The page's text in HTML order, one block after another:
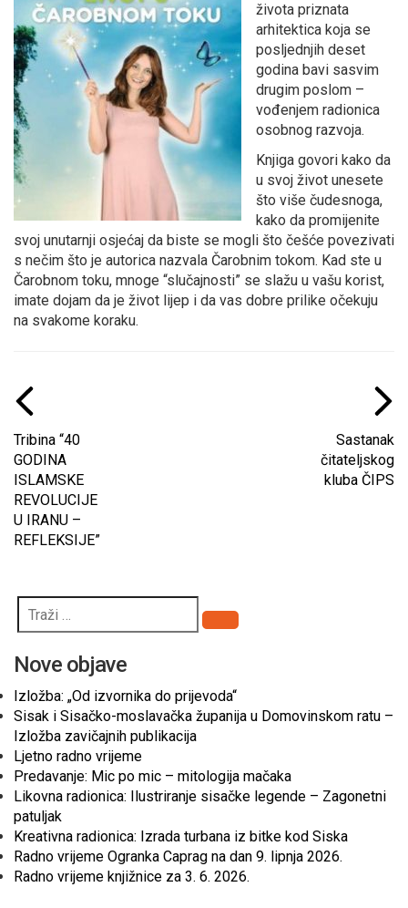
života priznata
arhitektica koja se
posljednjih deset
godina bavi sasvim
drugim poslom –
vođenjem radionica
osobnog razvoja.
Knjiga govori kako da
u svoj život unesete
što više čudesnoga,
kako da promijenite
svoj unutarnji osjećaj da biste se mogli što češće povezivati
s nečim što je autorica nazvala Čarobnim tokom. Kad ste u
Čarobnom toku, mnoge “slučajnosti” se slažu u vašu korist,
imate dojam da je život lijep i da vas dobre prilike očekuju
na svakome koraku.
Tribina “40
GODINA
ISLAMSKE
REVOLUCIJE
U IRANU –
REFLEKSIJE”
Sastanak
čitateljskog
kluba ČIPS
Pretraži
Nove objave
Izložba: „Od izvornika do prijevoda“
Sisak i Sisačko-moslavačka županija u Domovinskom ratu –
Izložba zavičajnih publikacija
Ljetno radno vrijeme
Predavanje: Mic po mic – mitologija mačaka
Likovna radionica: Ilustriranje sisačke legende – Zagonetni
patuljak
Kreativna radionica: Izrada turbana iz bitke kod Siska
Radno vrijeme Ogranka Caprag na dan 9. lipnja 2026.
Radno vrijeme knjižnice za 3. 6. 2026.